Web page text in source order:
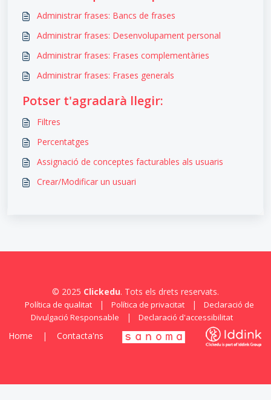
Administrar frases: Bancs de frases
Administrar frases: Desenvolupament personal
Administrar frases: Frases complementàries
Administrar frases: Frases generals
Potser t'agradarà llegir:
Filtres
Percentatges
Assignació de conceptes facturables als usuaris
Crear/Modificar un usuari
© 2025 Clickedu. Tots els drets reservats.
Política de qualitat | Política de privacitat |
Declaració de
Divulgació Responsable
| Declaració d'accessibilitat
Home | Contacta'ns